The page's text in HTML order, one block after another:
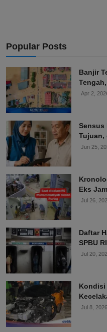
Popular Posts
Banjir
Apr 2,
Sensus
Tujuan,
Jun 25,
Eks
Jul 26,
Daftar
SPBU
Jul 20,
Kondisi
Jul 8, 2026